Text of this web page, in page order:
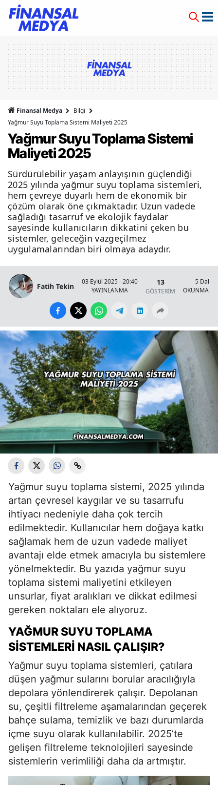
Finansal Medya
Bilgi
Yağmur Suyu Toplama Sistemi Maliyeti 2025
Yağmur Suyu Toplama Sistemi
Maliyeti 2025
Sürdürülebilir yaşam anlayışının güçlendiği
2025 yılında yağmur suyu toplama sistemleri,
hem çevreye duyarlı hem de ekonomik bir
çözüm olarak öne çıkmaktadır. Uzun vadede
sağladığı tasarruf ve ekolojik faydalar
sayesinde kullanıcıların dikkatini çeken bu
sistemler, geleceğin vazgeçilmez
uygulamalarından biri olmaya adaydır.
Fatih Tekin
03 Eylül 2025 - 20:40
YAYINLANMA
13
GÖSTERİM
5 Dakika
OKUNMA
Yağmur suyu toplama sistemi, 2025 yılında
artan çevresel kaygılar ve su tasarrufu
ihtiyacı nedeniyle daha çok tercih
edilmektedir. Kullanıcılar hem doğaya katkı
sağlamak hem de uzun vadede maliyet
avantajı elde etmek amacıyla bu sistemlere
yönelmektedir. Bu yazıda yağmur suyu
toplama sistemi maliyetini etkileyen
unsurlar, fiyat aralıkları ve dikkat edilmesi
gereken noktaları ele alıyoruz.
YAĞMUR SUYU TOPLAMA
SISTEMLERI NASIL ÇALIŞIR?
Yağmur suyu toplama sistemleri, çatılara
düşen yağmur sularını borular aracılığıyla
depolara yönlendirerek çalışır. Depolanan
su, çeşitli filtreleme aşamalarından geçerek
bahçe sulama, temizlik ve bazı durumlarda
içme suyu olarak kullanılabilir. 2025’te
gelişen filtreleme teknolojileri sayesinde
sistemlerin verimliliği daha da artmıştır.